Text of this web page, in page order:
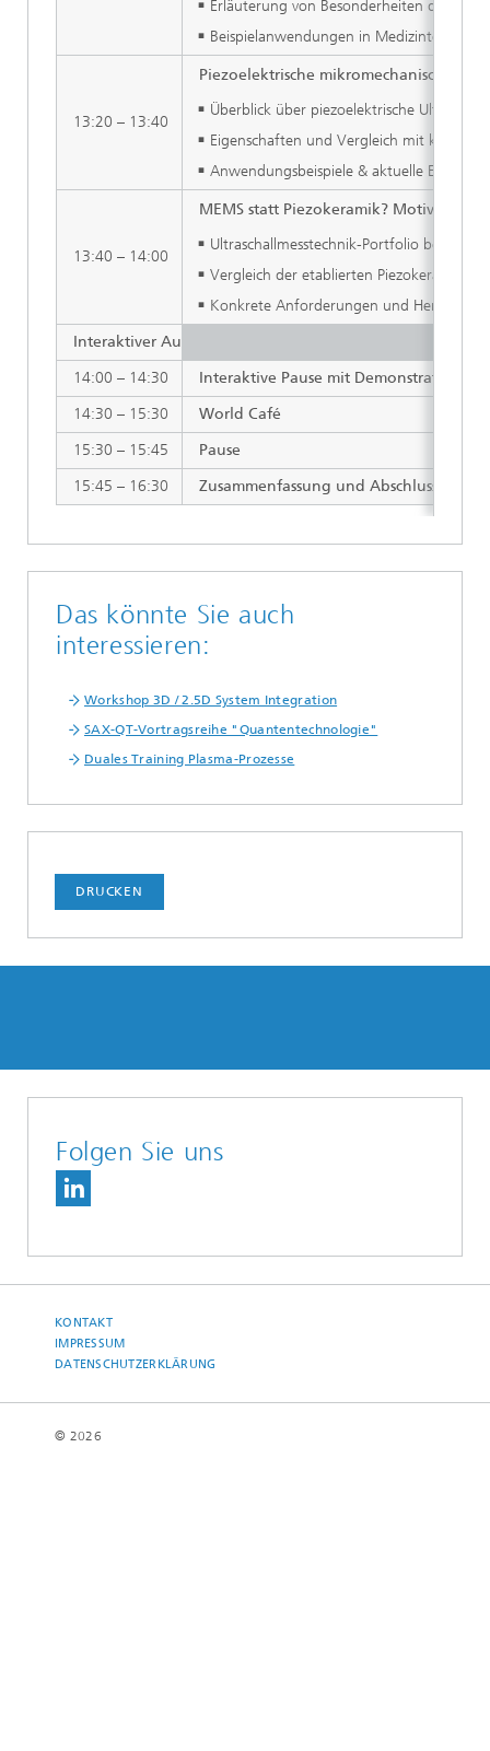
Erläuterung von Besonderheiten der
Beispielanwendungen in Medizintechnik
Piezoelektrische mikromechanische
Überblick über piezoelektrische
Eigenschaften und Vergleich mit
Anwendungsbeispiele & aktuelle
MEMS statt Piezokeramik?
Ultraschallmesstechnik-Portfolio bei
Vergleich der etablierten Piezokeramik-
Konkrete Anforderungen und
Interaktive Pause mit Demonstratoren
World Café
Pause
Zusammenfassung und
13:20 – 13:40
13:40 – 14:00
Interaktiver Austausch
14:00 – 14:30
14:30 – 15:30
15:30 – 15:45
15:45 – 16:30
Das könnte Sie auch
interessieren:
Workshop 3D / 2.5D System Integration
SAX-QT-Vortragsreihe "Quantentechnologie"
Duales Training Plasma-Prozesse
DRUCKEN
Folgen Sie uns
KONTAKT
IMPRESSUM
DATENSCHUTZERKLÄRUNG
© 2026